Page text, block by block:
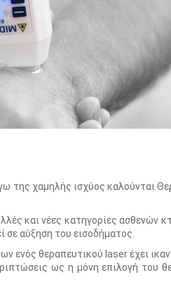
της χαμηλής ισχύος καλούνται
και νέες κατηγορίες ασθενών
σε αύξηση του εισοδήματος.
ενός θεραπευτικού laser έχει
ως η μόνη επιλογή του